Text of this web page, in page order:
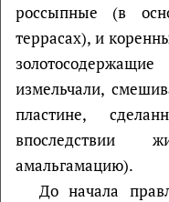
россыпные (в
террасах), и
измельчали,
пластине,
впоследствии
амальгамацию).
До начала